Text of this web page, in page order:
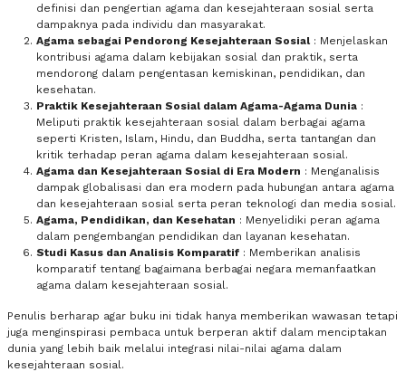
definisi dan pengertian agama dan kesejahteraan sosial serta
dampaknya pada individu dan masyarakat.
Agama sebagai Pendorong Kesejahteraan Sosial : Menjelaskan
kontribusi agama dalam kebijakan sosial dan praktik, serta
mendorong dalam pengentasan kemiskinan, pendidikan, dan
kesehatan.
Praktik Kesejahteraan Sosial dalam Agama-Agama Dunia :
Meliputi praktik kesejahteraan sosial dalam berbagai agama
seperti Kristen, Islam, Hindu, dan Buddha, serta tantangan dan
kritik terhadap peran agama dalam kesejahteraan sosial.
Agama dan Kesejahteraan Sosial di Era Modern : Menganalisis
dampak globalisasi dan era modern pada hubungan antara agama
dan kesejahteraan sosial serta peran teknologi dan media sosial.
Agama, Pendidikan, dan Kesehatan : Menyelidiki peran agama
dalam pengembangan pendidikan dan layanan kesehatan.
Studi Kasus dan Analisis Komparatif : Memberikan analisis
komparatif tentang bagaimana berbagai negara memanfaatkan
agama dalam kesejahteraan sosial.
Penulis berharap agar buku ini tidak hanya memberikan wawasan tetapi
juga menginspirasi pembaca untuk berperan aktif dalam menciptakan
dunia yang lebih baik melalui integrasi nilai-nilai agama dalam
kesejahteraan sosial.